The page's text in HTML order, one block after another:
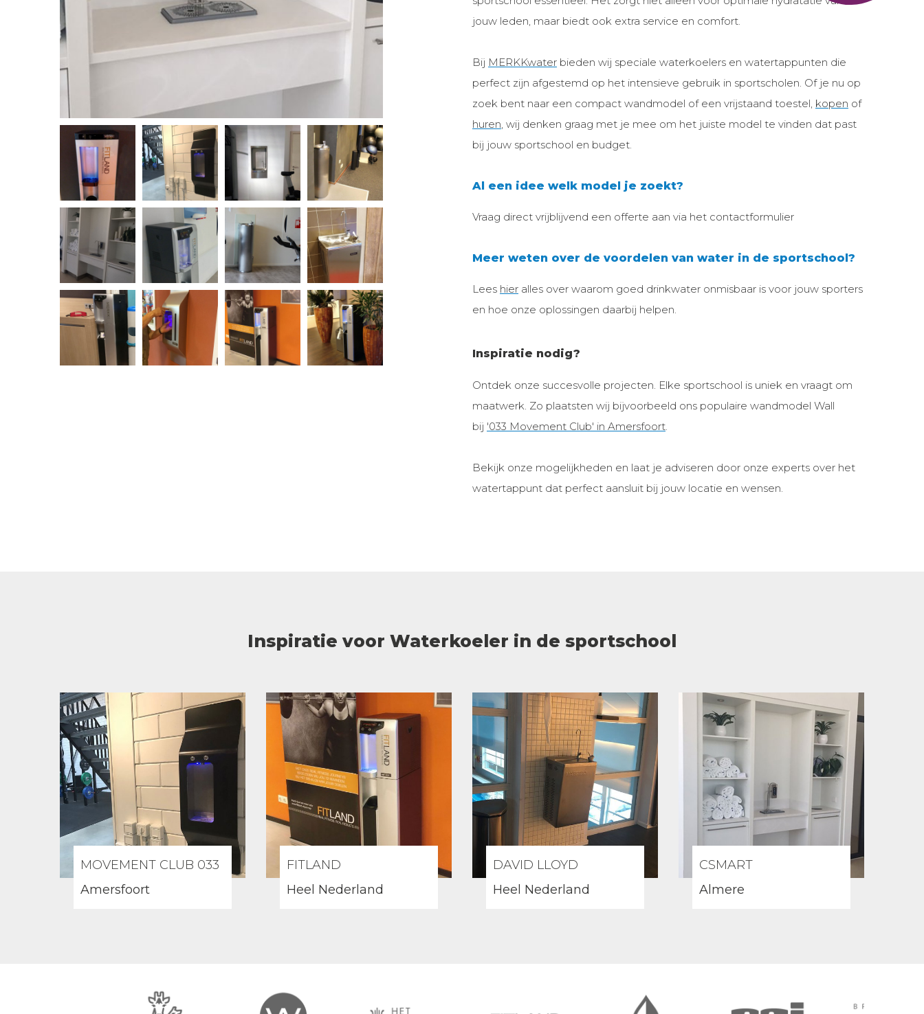
jouw leden, maar biedt ook extra service en comfort.
Bij MERKKwater bieden wij speciale waterkoelers en watertappunten die
perfect zijn afgestemd op het intensieve gebruik in sportscholen. Of je nu op
zoek bent naar een compact wandmodel of een vrijstaand toestel, kopen of
huren, wij denken graag met je mee om het juiste model te vinden dat past
bij jouw sportschool en budget.
Al een idee welk model je zoekt?
Vraag direct vrijblijvend een offerte aan via het contactformulier
Meer weten over de voordelen van water in de sportschool?
Lees hier alles over waarom goed drinkwater onmisbaar is voor jouw sporters
en hoe onze oplossingen daarbij helpen.
Inspiratie nodig?
Ontdek onze succesvolle projecten. Elke sportschool is uniek en vraagt om
maatwerk. Zo plaatsten wij bijvoorbeeld ons populaire wandmodel Wall
bij '033 Movement Club' in Amersfoort.
Bekijk onze mogelijkheden en laat je adviseren door onze experts over het
watertappunt dat perfect aansluit bij jouw locatie en wensen.
Inspiratie voor Waterkoeler in de sportschool
MOVEMENT CLUB 033
Amersfoort
FITLAND
Heel Nederland
DAVID LLOYD
Heel Nederland
CSMART
Almere